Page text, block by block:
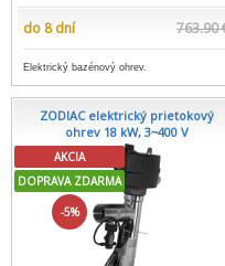
do 8 dní 763.90
Elektrický bazénový ohrev.
ZODIAC elektrický prietokový
ohrev 18 kW, 3~400 V
AKCIA
DOPRAVA ZDARMA
-5%